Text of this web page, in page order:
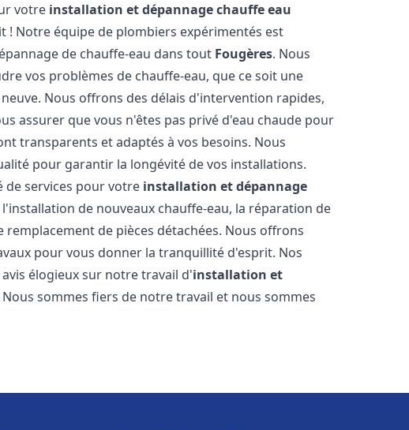
votre installation et dépannage chauffe eau
! Notre équipe de plombiers expérimentés est
de chauffe-eau dans tout Fougères. Nous
vos problèmes de chauffe-eau, que ce soit une
Nous offrons des délais d'intervention rapides,
assurer que vous n'êtes pas privé d'eau chaude pour
transparents et adaptés à vos besoins. Nous
pour garantir la longévité de vos installations.
de services pour votre installation et dépannage
de nouveaux chauffe-eau, la réparation de
de pièces détachées. Nous offrons
pour vous donner la tranquillité d'esprit. Nos
élogieux sur notre travail d'installation et
Nous sommes fiers de notre travail et nous sommes